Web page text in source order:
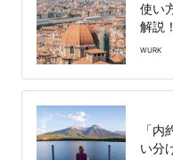
使い
解説！
WURK
「
い分